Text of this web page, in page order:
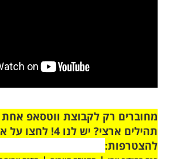
עוד השנה הזו, אמן!